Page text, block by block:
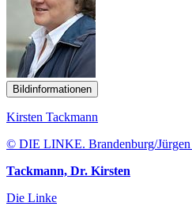
Bildinformationen
Kirsten Tackmann
© DIE LINKE. Brandenburg/
Tackmann, Dr. Kirsten
Die Linke